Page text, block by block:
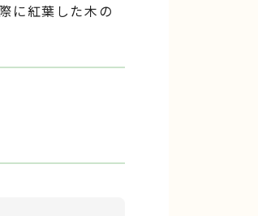
に紅葉した木の